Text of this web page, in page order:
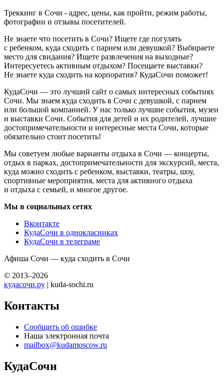
Треккинг в Сочи - адрес, цены, как пройти, режим работы,
фотографии и отзывы посетителей.
Не знаете что посетить в Сочи? Ищете где погулять
с ребенком, куда сходить с парнем или девушкой? Выбираете
место для свидания? Ищете развлечения на выходные?
Интересуетесь активным отдыхом? Посещаете выставки?
Не знаете куда сходить на корпоратив? КудаСочи поможет!
КудаСочи — это лучший сайт о самых интересных событиях
Сочи. Мы знаем куда сходить в Сочи с девушкой, с парнем
или большой компанией. У нас только лучшие события, музеи
и выставки Сочи. События для детей и их родителей, лучшие
достопримечательности и интересные места Сочи, которые
обязательно стоит посетить!
Мы советуем любые варианты отдыха в Сочи — концерты,
отдых в парках, достопримечательности для экскурсий, места,
куда можно сходить с ребенком, выставки, театры, шоу,
спортивные мероприятия, места для активного отдыха
и отдыха с семьей, и многое другое.
Мы в социальных сетях
Вконтакте
КудаСочи в однокласниках
КудаСочи в телеграме
Афиша Сочи — куда сходить в Сочи
© 2013–2026
кудасочи.ру | kuda-sochi.ru
Контакты
Сообщить об ошибке
Наша электронная почта
mailbox@kudamoscow.ru
КудаСочи